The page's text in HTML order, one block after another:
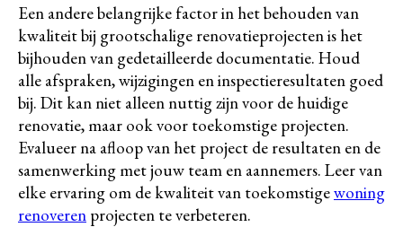
Een andere belangrijke factor in het behouden van
kwaliteit bij grootschalige renovatieprojecten is het
bijhouden van gedetailleerde documentatie. Houd
alle afspraken, wijzigingen en inspectieresultaten goed
bij. Dit kan niet alleen nuttig zijn voor de huidige
renovatie, maar ook voor toekomstige projecten.
Evalueer na afloop van het project de resultaten en de
samenwerking met jouw team en aannemers. Leer van
elke ervaring om de kwaliteit van toekomstigewoning
renoveren projecten te verbeteren.